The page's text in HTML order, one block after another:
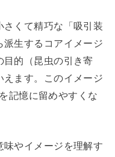
さくて精巧な「吸引装
生するコアイメージ
目的（昆虫の引き寄
ます。このイメージ
記憶に留めやすくな
味やイメージを理解す